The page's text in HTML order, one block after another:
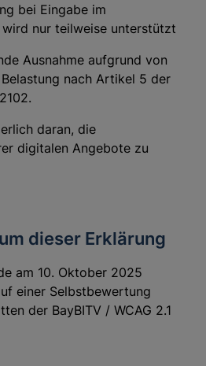
bei Eingabe im
nur teilweise unterstützt
Ausnahme aufgrund von
nach Artikel 5 der
daran, die
digitalen Angebote zu
dieser Erklärung
am 10. Oktober 2025
einer Selbstbewertung
der BayBITV / WCAG 2.1